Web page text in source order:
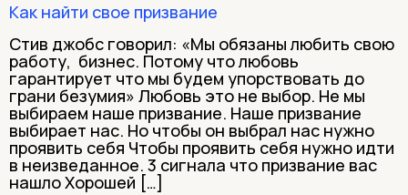
Как найти свое призвание
Стив джобс говорил: «Мы обязаны любить свою
работу, бизнес. Потому что любовь
гарантирует что мы будем упорствовать до
грани безумия» Любовь это не выбор. Не мы
выбираем наше призвание. Наше призвание
выбирает нас. Но чтобы он выбрал нас нужно
проявить себя Чтобы проявить себя нужно идти
в неизведанное. 3 сигнала что призвание вас
нашло Хорошей […]